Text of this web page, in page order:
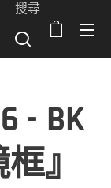
搜尋
- BK
』